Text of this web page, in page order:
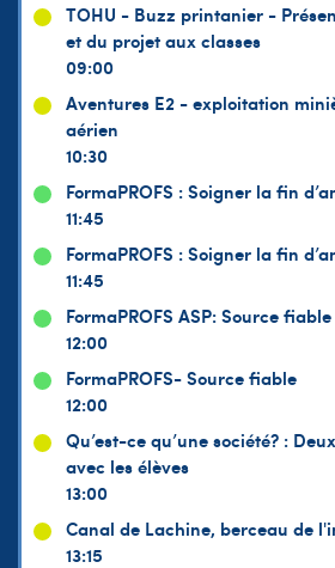
TOHU - Buzz printanier -
et du projet aux classes
09:00
Aventures E2 - exploitation
aérien
10:30
FormaPROFS : Soigner la fin
11:45
FormaPROFS : Soigner la fin
11:45
FormaPROFS ASP: Source fiable
12:00
FormaPROFS- Source fiable
12:00
Qu’est-ce qu’une société? :
avec les élèves
13:00
Canal de Lachine, berceau de
13:15